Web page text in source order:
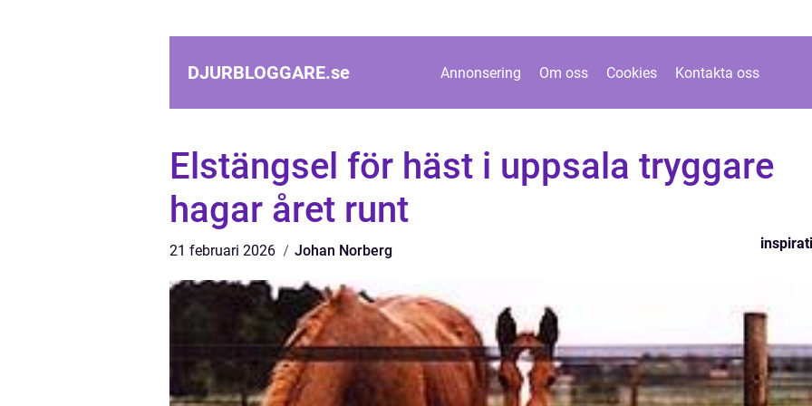
DJURBLOGGARE.se Annonsering Om oss Cookies Kontakta oss
Elstängsel för häst i uppsala tryggare
hagar året runt
21 februari 2026 Johan Norberg